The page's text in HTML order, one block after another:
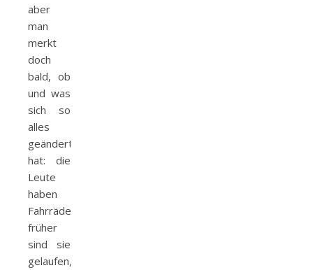
aber
man
merkt
doch
bald, ob
und was
sich so
alles
geändert
hat: die
Leute
haben
Fahrräder,
früher
sind sie
gelaufen,